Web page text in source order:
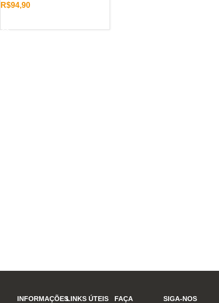
R$94,90
INFORMAÇÕESLINKS ÚTEIS
FAÇA
SIGA-NOS